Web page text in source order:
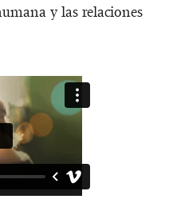
y las relaciones